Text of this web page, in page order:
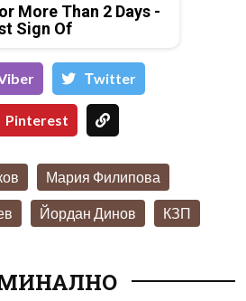
More Than 2 Days -
Sign Of
Тwitter
Pinterest
Мария Филипова
Йордан Динов КЗП